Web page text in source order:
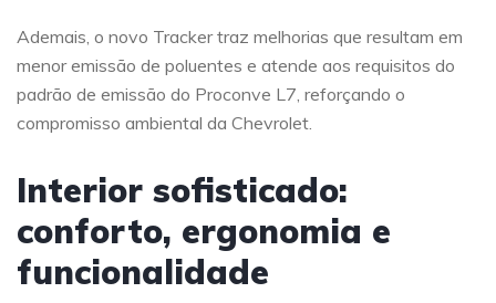
Ademais, o novo Tracker traz melhorias que resultam em
menor emissão de poluentes e atende aos requisitos do
padrão de emissão do Proconve L7, reforçando o
compromisso ambiental da Chevrolet.
Interior sofisticado:
conforto, ergonomia e
funcionalidade